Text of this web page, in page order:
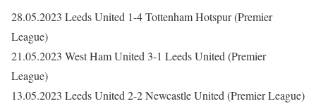
28.05.2023 Leeds United 1-4 Tottenham Hotspur (Premier
League)
21.05.2023 West Ham United 3-1 Leeds United (Premier
League)
13.05.2023 Leeds United 2-2 Newcastle United (Premier League)